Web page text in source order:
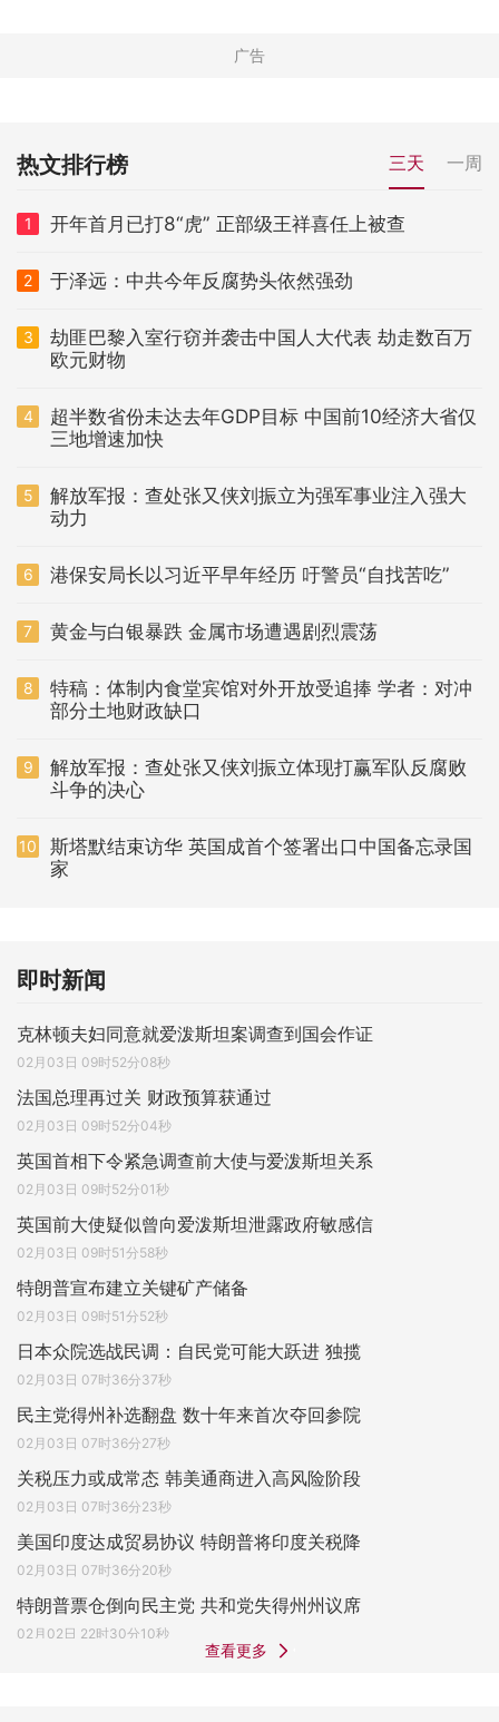
热文排行榜 三天 一周
1 开年首月已打8“虎” 正部级王祥喜任上被查
2 于泽远：中共今年反腐势头依然强劲
3
劫匪巴黎入室行窃并袭击中国人大代表 劫走数百万
欧元财物
4
超半数省份未达去年GDP目标 中国前10经济大省仅
三地增速加快
5
解放军报：查处张又侠刘振立为强军事业注入强大
动力
6 港保安局长以习近平早年经历 吁警员“自找苦吃”
7 黄金与白银暴跌 金属市场遭遇剧烈震荡
8
特稿：体制内食堂宾馆对外开放受追捧 学者：对冲
部分土地财政缺口
9
解放军报：查处张又侠刘振立体现打赢军队反腐败
斗争的决心
10
斯塔默结束访华 英国成首个签署出口中国备忘录国
家
即时新闻
克林顿夫妇同意就爱泼斯坦案调查到国会作证
02月03日 09时52分08秒
法国总理再过关 财政预算获通过
02月03日 09时52分04秒
英国首相下令紧急调查前大使与爱泼斯坦关系
02月03日 09时52分01秒
英国前大使疑似曾向爱泼斯坦泄露政府敏感信
02月03日 09时51分58秒
特朗普宣布建立关键矿产储备
02月03日 09时51分52秒
日本众院选战民调：自民党可能大跃进 独揽
02月03日 07时36分37秒
民主党得州补选翻盘 数十年来首次夺回参院
02月03日 07时36分27秒
关税压力或成常态 韩美通商进入高风险阶段
02月03日 07时36分23秒
美国印度达成贸易协议 特朗普将印度关税降
02月03日 07时36分20秒
特朗普票仓倒向民主党 共和党失得州州议席
02月02日 22时30分10秒
查看更多